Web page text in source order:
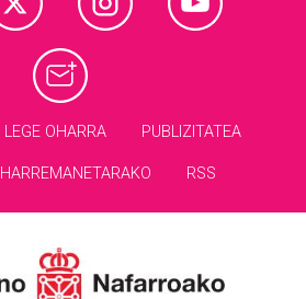
LEGE OHARRA PUBLIZITATEA
HARREMANETARAKO RSS